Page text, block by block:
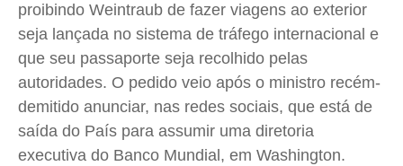
Quem Somos
Expediente
Contato
Anuncie
Quem Somos
Expediente
Contato
Anuncie
Quem Somos
Expediente
Contato
Anuncie
Quem Somos
Expediente
Contato
Anuncie
proibindo Weintraub de fazer viagens ao exterior
seja lançada no sistema de tráfego internacional e
que seu passaporte seja recolhido pelas
autoridades. O pedido veio após o ministro recém-
demitido anunciar, nas redes sociais, que está de
saída do País para assumir uma diretoria
executiva do Banco Mundial, em Washington.